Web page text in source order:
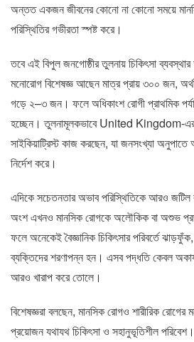
অন্তত একজন জীবনের কোনো না কোনো সময়ে
পরিস্থিতির গভীরতা স্পষ্ট করে।
তবে এই বিপুল জনগোষ্ঠীর তুলনায় চিকিৎসা
মনোরোগ বিশেষজ্ঞ আছেন মাত্র প্রায় ৩০০ জন,
গড়ে ২–৩ জন। ফলে অধিকাংশ রোগী প্রাথমিক
হচ্ছেন। তুলনামূলকভাবে United Kingdom-এর
সাইকিয়াট্রিস্ট কাজ করছেন, যা জনসংখ্যা
নির্দেশ করে।
এদিকে সচেতনতার অভাব পরিস্থিতিকে আরও
অংশ এখনও মানসিক রোগকে অলৌকিক বা অশুভ
ফলে অনেকেই বৈজ্ঞানিক চিকিৎসার পরিবর্তে
ব্যক্তিদের শরণাপন্ন হন। এসব পদ্ধতি কেবল
আরও খারাপ করে তোলে।
বিশেষজ্ঞরা বলছেন, মানসিক রোগও শারীরিক
প্রয়োজন যথাযথ চিকিৎসা ও সহানুভূতিশীল